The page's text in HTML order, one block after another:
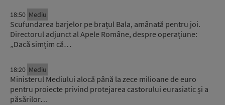
18:50 Mediu
Scufundarea barjelor pe brațul Bala, amânată pentru joi.
Directorul adjunct al Apele Române, despre operațiune:
„Dacă simțim că…
18:20 Mediu
Ministerul Mediului alocă până la zece milioane de euro
pentru proiecte privind protejarea castorului eurasiatic și a
păsărilor…